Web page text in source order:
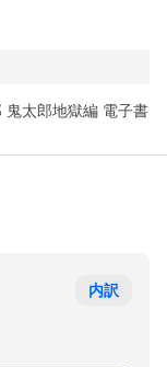
鬼太郎地獄編 電子書
内訳